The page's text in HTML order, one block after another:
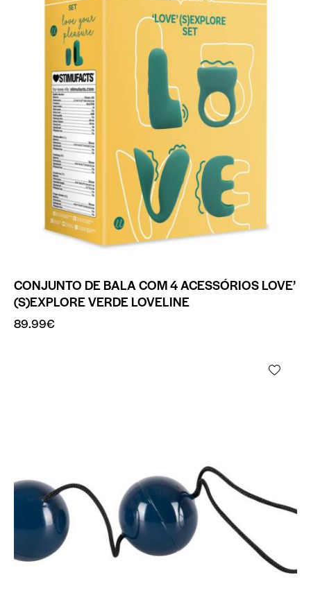
CONJUNTO DE BALA COM 4 ACESSÓRIOS LOVE’
(S)EXPLORE VERDE LOVELINE
89.99€